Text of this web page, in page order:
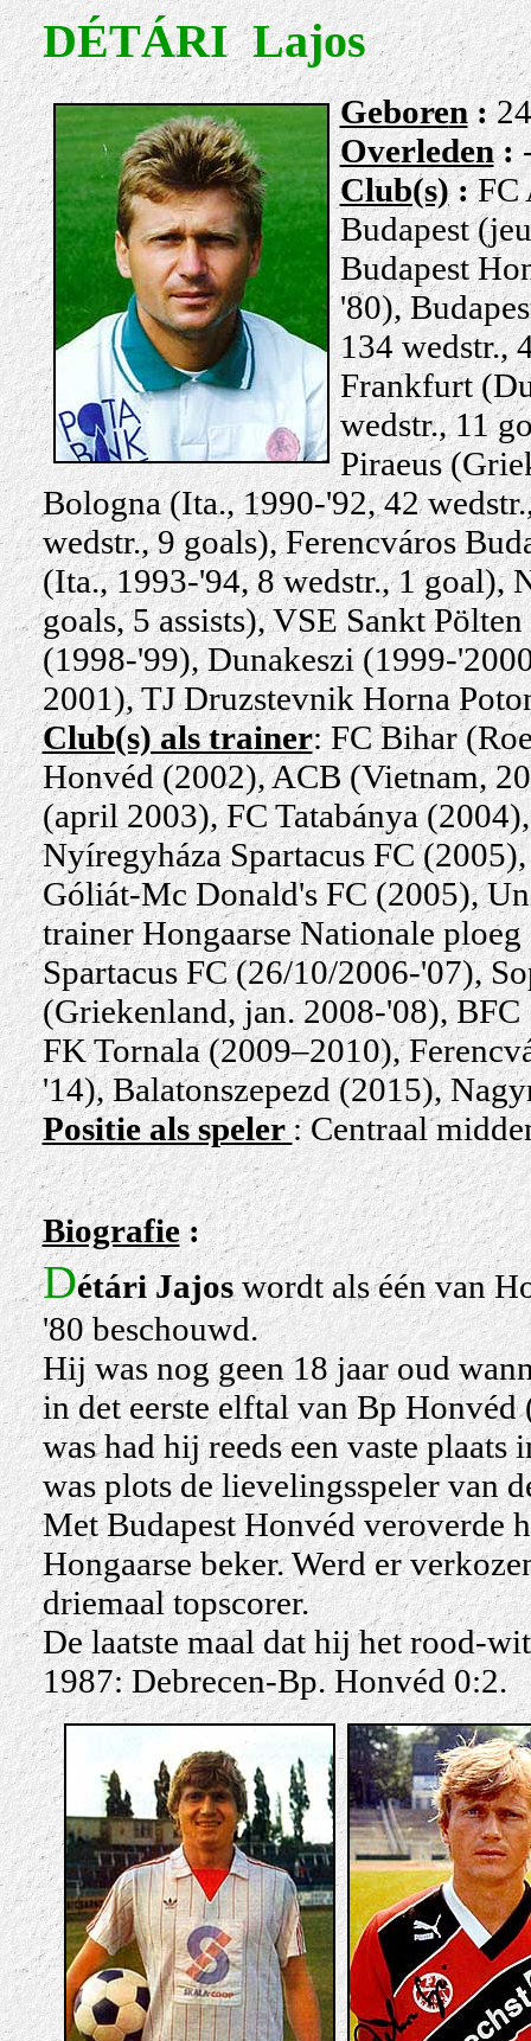
DÉTÁRI Lajos
Geboren:
Overleden:
Club(s):FC
Budapest
Budapest
'80),
134 wedstr.,
Frankfurt
wedstr., 11
Piraeus
Bologna (Ita.,1990-'92, 42
wedstr., 9 goals), Ferencváros
(Ita.,1993-'94, 8 wedstr., 1 goal),
goals, 5 assists), VSE Sankt
(1998-'99), Dunakeszi (1999-
2001), TJ Druzstevnik Horna
Club(s) als trainer:FC Bihar
Honvéd (2002), ACB (Vietnam,
(april 2003),FC Tatabánya
Nyíregyháza Spartacus FC
Góliát-Mc Donald's FC (2005),
trainer Hongaarse Nationale
Spartacus FC (26/10/2006-'07),
(Griekenland, jan. 2008-'08),
FK Tornala (2009–2010),
'14), Balatonszepezd (2015),
Positie als speler: Centraal
Biografie:
Détári Jajoswordt als één van
'80 beschouwd.
Hij was nog geen 18 jaar oud
in det eerste elftal van Bp
was had hij reeds een vaste
was plots de lievelingsspeler van
Met Budapest Honvéd veroverde
Hongaarse beker. Werd er
driemaal topscorer.
De laatste maal dat hij het rood-
1987: Debrecen-Bp. Honvéd 0:2.